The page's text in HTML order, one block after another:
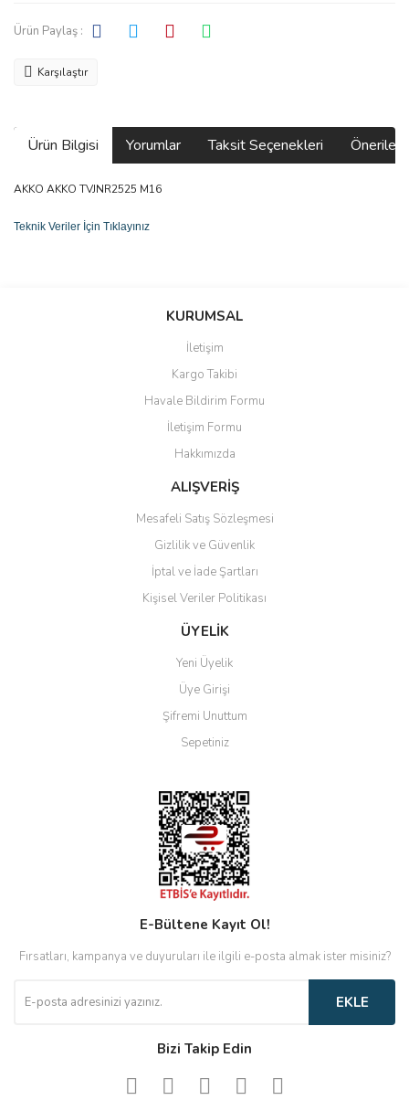
Ürün Paylaş :
Karşılaştır
Ürün Bilgisi Yorumlar Taksit Seçenekleri
AKKO AKKO TVJNR2525 M16
Teknik Veriler İçin Tıklayınız
Bu ürüne ilk yorumu siz yapın!
Ürün resmi kalitesiz, bozuk veya görüntülenemiyor.
Ürün açıklamasında eksik bilgiler bulunuyor.
Ürün bilgilerinde hatalar bulunuyor.
Ürün fiyatı diğer sitelerden daha pahalı.
Bu ürüne benzer farklı alternatifler olmalı.
Gönder
KURUMSAL
İletişim
Kargo Takibi
Havale Bildirim Formu
İletişim Formu
Hakkımızda
ALIŞVERİŞ
Mesafeli Satış Sözleşmesi
Gizlilik ve Güvenlik
İptal ve İade Şartları
Kişisel Veriler Politikası
ÜYELİK
Yeni Üyelik
Üye Girişi
Şifremi Unuttum
Sepetiniz
E-Bültene Kayıt Ol!
Fırsatları, kampanya ve duyuruları ile ilgili e-posta almak ister misiniz?
EKLE
Bizi Takip Edin